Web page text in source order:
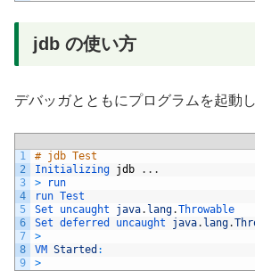
jdb の使い方
デバッガとともにプログラムを起動し
1
2
3
4
5
6
7
8
9
# jdb Test
Initializing jdb . . .
>
run
run Test
Set uncaught java. lang.Throwable
Set deferred uncaught java. lang.
>
VM Started :
>